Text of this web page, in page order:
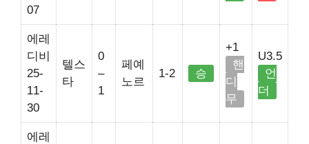
07
에레
디비
25-
11-
30
텔스
타
0
–
1
페예
노르
1-2 승
+1
핸
디
무
U3.5
언
더
에레